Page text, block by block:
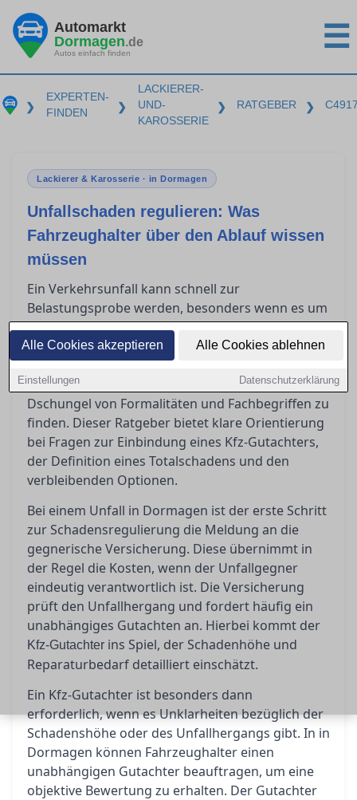
Alle Cookies akzeptieren Alle Cookies ablehnen
Einstellungen Datenschutzerklärung
Automarkt
Dormagen.de
Autos einfach finden ☰
❯
EXPERTEN-
FINDEN
❯
LACKIERER-
UND-
KAROSSERIE
❯ RATGEBER ❯
Lackierer & Karosserie · in Dormagen
Unfallschaden regulieren: Was
Fahrzeughalter über den Ablauf wissen
müssen
Ein Verkehrsunfall kann schnell zur
Belastungsprobe werden, besonders wenn es um
die Regulierung des Schadens über die
gegnerische Versicherung geht. Fahrzeughalter
in Dormagen stehen oft vor der
Herausforderung, den richtigen Weg durch den
Dschungel von Formalitäten und Fachbegriffen zu
finden. Dieser Ratgeber bietet klare Orientierung
bei Fragen zur Einbindung eines Kfz-Gutachters,
der Definition eines Totalschadens und den
verbleibenden Optionen.
Bei einem Unfall in Dormagen ist der erste Schritt
zur Schadensregulierung die Meldung an die
gegnerische Versicherung. Diese übernimmt in
der Regel die Kosten, wenn der Unfallgegner
eindeutig verantwortlich ist. Die Versicherung
prüft den Unfallhergang und fordert häufig ein
unabhängiges Gutachten an. Hierbei kommt der
Kfz-Gutachter ins Spiel, der Schadenhöhe und
Reparaturbedarf detailliert einschätzt.
Ein Kfz-Gutachter ist besonders dann
erforderlich, wenn es Unklarheiten bezüglich der
Schadenshöhe oder des Unfallhergangs gibt. In in
Dormagen können Fahrzeughalter einen
unabhängigen Gutachter beauftragen, um eine
objektive Bewertung zu erhalten. Der Gutachter